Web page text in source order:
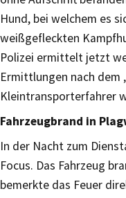
Hund, bei welchem es
weißgefleckten
Polizei ermittelt jetzt
Ermittlungen nach dem
Kleintransporterfahrer
Fahrzeugbrand in
In der Nacht zum
Focus. Das Fahrzeug
bemerkte das Feuer